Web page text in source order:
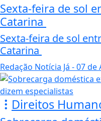
Sexta-feira de sol
Catarina
Sexta-feira de sol
Catarina
Redação Notícia Já - 07 de
Direitos